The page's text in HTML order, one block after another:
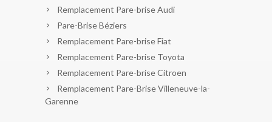
Remplacement Pare-brise Audi
Pare-Brise Béziers
Remplacement Pare-brise Fiat
Remplacement Pare-brise Toyota
Remplacement Pare-brise Citroen
Remplacement Pare-Brise Villeneuve-la-
Garenne